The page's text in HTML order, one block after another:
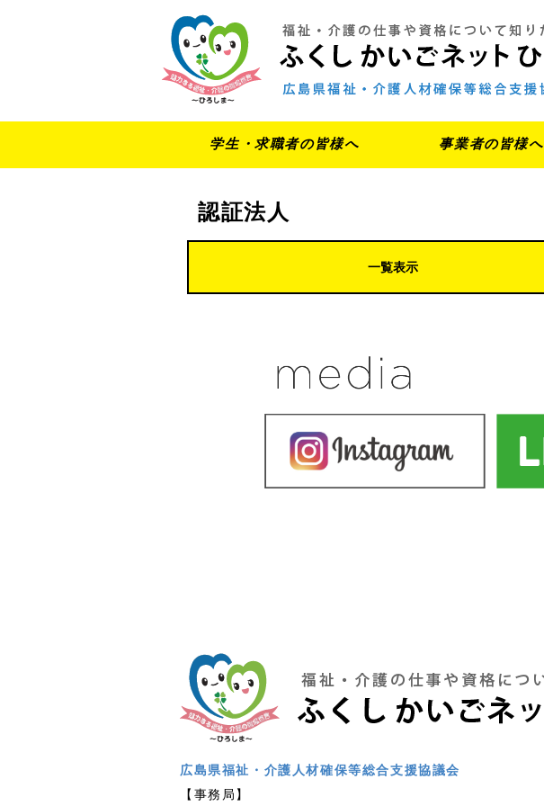
学生・求職者の皆様へ 事業者の皆様へ
認証法人
一覧表示
広島県福祉・介護人材確保等総合支援協議会
【事務局】